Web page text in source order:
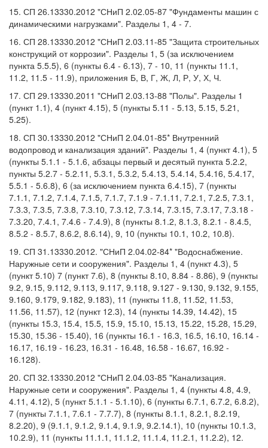
15. СП 26.13330.2012 "СНиП 2.02.05-87 "Фундаменты машин с
динамическими нагрузками". Разделы 1, 4 - 7.
16. СП 28.13330.2012 "СНиП 2.03.11-85 "Защита строительных
конструкций от коррозии". Разделы 1, 5 (за исключением
пункта 5.5.5), 6 (пункты 6.4 - 6.13), 7 - 10, 11 (пункты 11.1,
11.2, 11.5 - 11.9), приложения Б, В, Г, Ж, Л, Р, У, Х, Ч.
17. СП 29.13330.2011 "СНиП 2.03.13-88 "Полы". Разделы 1
(пункт 1.1), 4 (пункт 4.15), 5 (пункты 5.11 - 5.13, 5.15, 5.21,
5.25).
18. СП 30.13330.2012 "СНиП 2.04.01-85* Внутренний
водопровод и канализация зданий". Разделы 1, 4 (пункт 4.1), 5
(пункты 5.1.1 - 5.1.6, абзацы первый и десятый пункта 5.2.2,
пункты 5.2.7 - 5.2.11, 5.3.1, 5.3.2, 5.4.13, 5.4.14, 5.4.16, 5.4.17,
5.5.1 - 5.6.8), 6 (за исключением пункта 6.4.15), 7 (пункты
7.1.1, 7.1.2, 7.1.4, 7.1.5, 7.1.7, 7.1.9 - 7.1.11, 7.2.1, 7.2.5, 7.3.1,
7.3.3, 7.3.5, 7.3.8, 7.3.10, 7.3.12, 7.3.14, 7.3.15, 7.3.17, 7.3.18 -
7.3.20, 7.4.1, 7.4.6 - 7.4.9), 8 (пункты 8.1.2, 8.1.3, 8.2.1 - 8.4.5,
8.5.2 - 8.5.7, 8.6.2, 8.6.14), 9, 10 (пункты 10.1, 10.2, 10.8).
19. СП 31.13330.2012. "СНиП 2.04.02-84* "Водоснабжение.
Наружные сети и сооружения". Разделы 1, 4 (пункт 4.3), 5
(пункт 5.10) 7 (пункт 7.6), 8 (пункты 8.10, 8.84 - 8.86), 9 (пункты
9.2, 9.15, 9.112, 9.113, 9.117, 9.118, 9.127 - 9.130, 9.132, 9.155,
9.160, 9.179, 9.182, 9.183), 11 (пункты 11.8, 11.52, 11.53,
11.56, 11.57), 12 (пункт 12.3), 14 (пункты 14.39, 14.42), 15
(пункты 15.3, 15.4, 15.5, 15.9, 15.10, 15.13, 15.22, 15.28, 15.29,
15.30, 15.36 - 15.40), 16 (пункты 16.1 - 16.3, 16.5, 16.10, 16.14 -
16.17, 16.19 - 16.23, 16.31 - 16.48, 16.58 - 16.67, 16.92 -
16.128).
20. СП 32.13330.2012 "СНиП 2.04.03-85 "Канализация.
Наружные сети и сооружения". Разделы 1, 4 (пункты 4.8, 4.9,
4.11, 4.12), 5 (пункт 5.1.1 - 5.1.10), 6 (пункты 6.7.1, 6.7.2, 6.8.2),
7 (пункты 7.1.1, 7.6.1 - 7.7.7), 8 (пункты 8.1.1, 8.2.1, 8.2.19,
8.2.20), 9 (9.1.1, 9.1.2, 9.1.4, 9.1.9, 9.2.14.1), 10 (пункты 10.1.3,
10.2.9), 11 (пункты 11.1.1, 11.1.2, 11.1.4, 11.2.1, 11.2.2), 12.